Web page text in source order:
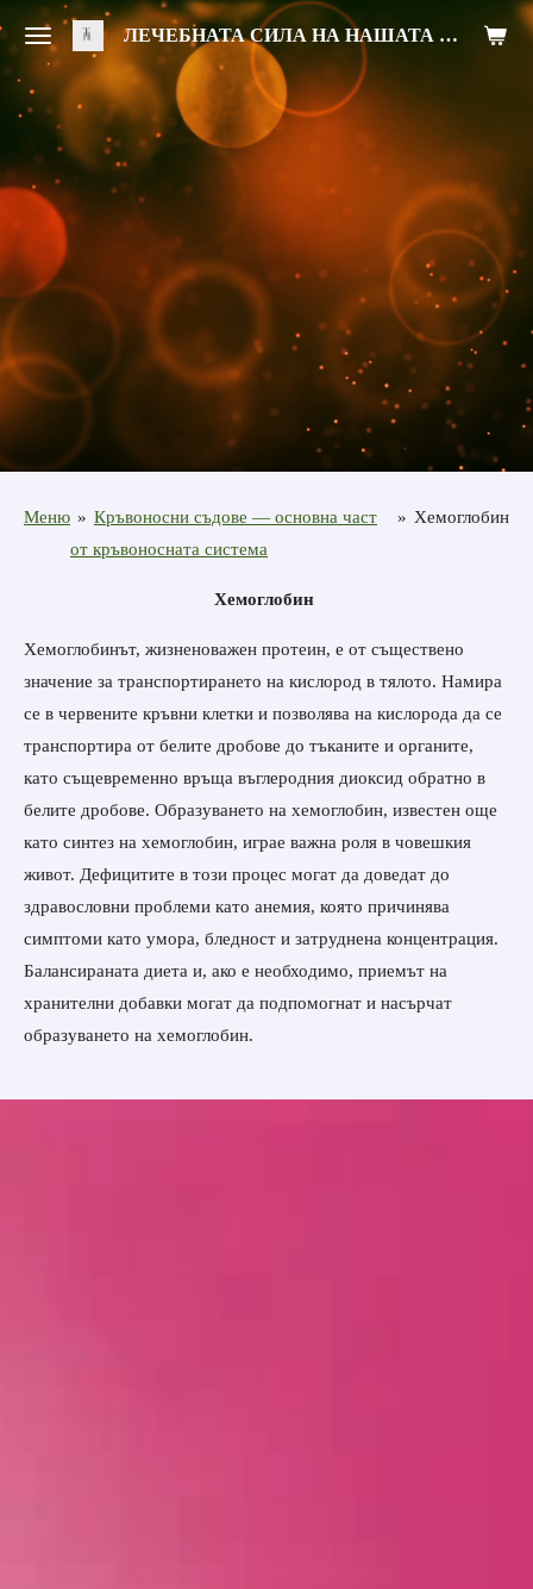
Zum
Hauptinhalt
springen
ЛЕЧЕБНАТА СИЛА НА НАШАТА ХРАНА
Меню » Кръвоносни съдове — основна част
от кръвоносната система
» Хемоглобин
Хемоглобин
Хемоглобинът, жизненоважен протеин, е от съществено
значение за транспортирането на кислород в тялото. Намира
се в червените кръвни клетки и позволява на кислорода да се
транспортира от белите дробове до тъканите и органите,
като същевременно връща въглеродния диоксид обратно в
белите дробове. Образуването на хемоглобин, известен още
като синтез на хемоглобин, играе важна роля в човешкия
живот. Дефицитите в този процес могат да доведат до
здравословни проблеми като анемия, която причинява
симптоми като умора, бледност и затруднена концентрация.
Балансираната диета и, ако е необходимо, приемът на
хранителни добавки могат да подпомогнат и насърчат
образуването на хемоглобин.